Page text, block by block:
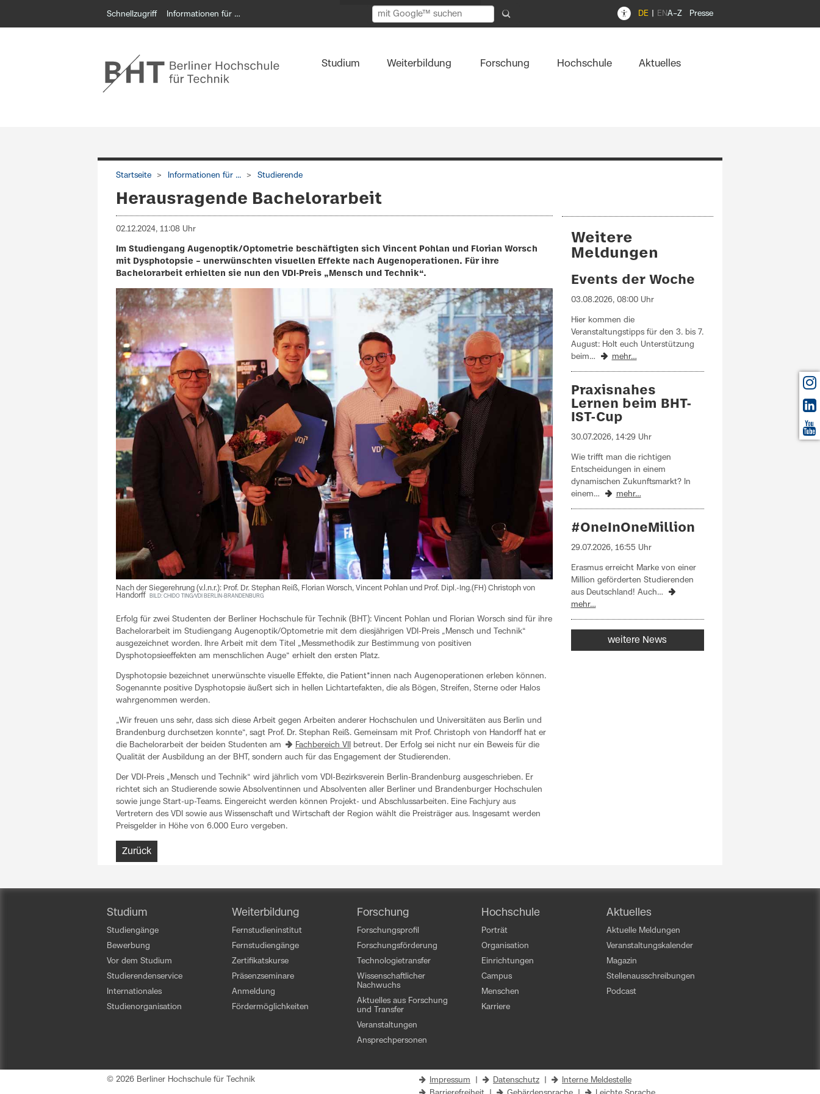
Schnellzugriff Informationen für … A–Z Presse
DE EN
Studium Weiterbildung Forschung Hochschule Aktuelles
Startseite Informationen für ... Studierende
Herausragende Bachelorarbeit
02.12.2024, 11:08 Uhr
Im Studiengang Augenoptik/Optometrie beschäftigten sich Vincent Pohlan und Florian Worsch
mit Dysphotopsie – unerwünschten visuellen Effekte nach Augenoperationen. Für ihre
Bachelorarbeit erhielten sie nun den VDI-Preis „Mensch und Technik“.
Nach der Siegerehrung (v.l.n.r.): Prof. Dr. Stephan Reiß, Florian Worsch, Vincent Pohlan und Prof. Dipl.-Ing.(FH) Christoph von
Handorff
BILD: CHIDO TING/VDI BERLIN-BRANDENBURG
Erfolg für zwei Studenten der Berliner Hochschule für Technik (BHT): Vincent Pohlan und Florian Worsch sind für ihre
Bachelorarbeit im Studiengang Augenoptik/Optometrie mit dem diesjährigen VDI-Preis „Mensch und Technik“
ausgezeichnet worden. Ihre Arbeit mit dem Titel „Messmethodik zur Bestimmung von positiven
Dysphotopsieeffekten am menschlichen Auge“ erhielt den ersten Platz.
Dysphotopsie bezeichnet unerwünschte visuelle Effekte, die Patient*innen nach Augenoperationen erleben können.
Sogenannte positive Dysphotopsie äußert sich in hellen Lichtartefakten, die als Bögen, Streifen, Sterne oder Halos
wahrgenommen werden.
„Wir freuen uns sehr, dass sich diese Arbeit gegen Arbeiten anderer Hochschulen und Universitäten aus Berlin und
Brandenburg durchsetzen konnte“, sagt Prof. Dr. Stephan Reiß. Gemeinsam mit Prof. Christoph von Handorff hat er
die Bachelorarbeit der beiden Studenten am
Fachbereich VII
betreut. Der Erfolg sei nicht nur ein Beweis für die
Qualität der Ausbildung an der BHT, sondern auch für das Engagement der Studierenden.
Der VDI-Preis „Mensch und Technik“ wird jährlich vom VDI-Bezirksverein Berlin-Brandenburg ausgeschrieben. Er
richtet sich an Studierende sowie Absolventinnen und Absolventen aller Berliner und Brandenburger Hochschulen
sowie junge Start-up-Teams. Eingereicht werden können Projekt- und Abschlussarbeiten. Eine Fachjury aus
Vertretern des VDI sowie aus Wissenschaft und Wirtschaft der Region wählt die Preisträger aus. Insgesamt werden
Preisgelder in Höhe von 6.000 Euro vergeben.
Zurück
Weitere
Meldungen
Events der Woche
03.08.2026, 08:00 Uhr
Hier kommen die
Veranstaltungstipps für den 3. bis 7.
August: Holt euch Unterstützung
beim…
mehr…
Praxisnahes
Lernen beim BHT-
IST-Cup
30.07.2026, 14:29 Uhr
Wie trifft man die richtigen
Entscheidungen in einem
dynamischen Zukunftsmarkt? In
einem…
mehr…
#OneInOneMillion
29.07.2026, 16:55 Uhr
Erasmus erreicht Marke von einer
Million geförderten Studierenden
aus Deutschland! Auch…
mehr…
weitere News
Studium
Studiengänge
Bewerbung
Vor dem Studium
Studierendenservice
Internationales
Studienorganisation
Weiterbildung
Fernstudieninstitut
Fernstudiengänge
Zertifikatskurse
Präsenzseminare
Anmeldung
Fördermöglichkeiten
Forschung
Forschungsprofil
Forschungsförderung
Technologietransfer
Wissenschaftlicher
Nachwuchs
Aktuelles aus Forschung
und Transfer
Veranstaltungen
Ansprechpersonen
Hochschule
Porträt
Organisation
Einrichtungen
Campus
Menschen
Karriere
Aktuelles
Aktuelle Meldungen
Veranstaltungskalender
Magazin
Stellenausschreibungen
Podcast
© 2026 Berliner Hochschule für Technik Impressum Datenschutz
Interne Meldestelle